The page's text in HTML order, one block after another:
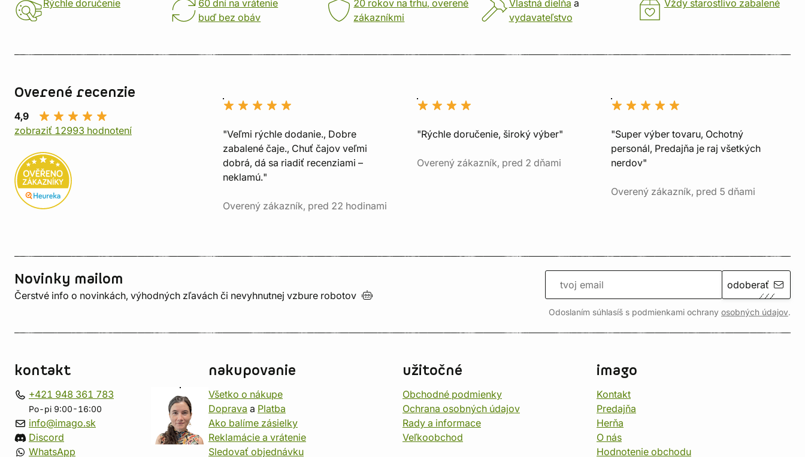
Rýchle doručenie
60 dní na vrátenie
buď bez obáv
20 rokov na trhu, overené
zákazníkmi
Vlastná dielňa a
vydavateľstvo
Vždy starostlivo zabalené
Overené recenzie
4,9
zobraziť 12993 hodnotení
"Veľmi rýchle dodanie., Dobre
zabalené čaje., Chuť čajov veľmi
dobrá, dá sa riadiť recenziami –
neklamú."
Overený zákazník, pred 22 hodinami
"Rýchle doručenie, široký výber"
Overený zákazník, pred 2 dňami
"Super výber tovaru, Ochotný
personál, Predajňa je raj všetkých
nerdov"
Overený zákazník, pred 5 dňami
Novinky mailom
Čerstvé info o novinkách, výhodných zľavách či nevyhnutnej vzbure robotov
odoberať
Odoslaním súhlasíš s podmienkami ochrany osobných údajov.
kontakt
+421 948 361 783
Po-pi 9:00-16:00
info@imago.sk
Discord
WhatsApp
nakupovanie
Všetko o nákupe
Doprava a Platba
Ako balíme zásielky
Reklamácie a vrátenie
Sledovať objednávku
užitočné
Obchodné podmienky
Ochrana osobných údajov
Rady a informace
Veľkoobchod
imago
Kontakt
Predajňa
Herňa
O nás
Hodnotenie obchodu